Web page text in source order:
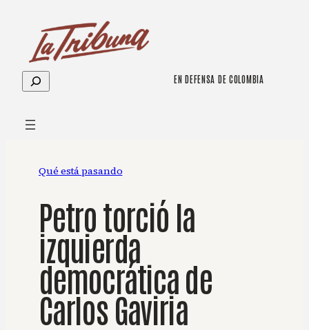
contenido
Buscar EN DEFENSA DE COLOMBIA
Qué está pasando
Petro torció la
izquierda
democrática de
Carlos Gaviria